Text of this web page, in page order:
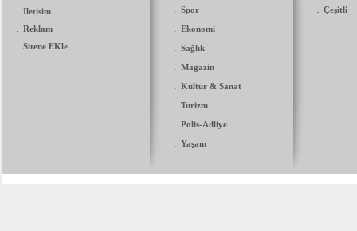
. Iletisim
. Reklam
. Sitene EKle
. Spor
. Ekonomi
. Sağlık
. Magazin
. Kültür & Sanat
. Turizm
. Polis-Adliye
. Yaşam
. Çeşitli